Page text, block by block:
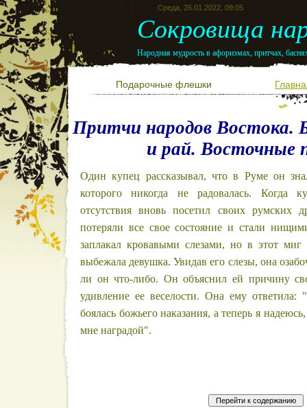
Среда, 26.01.2022, 09:05
Сокровища
Народная мудрость в афоризмах, притчах,
Подарочные флешки
Притчи народов Востока.
и рай. Восточные
Один купец рассказывал, что в Руме он
которого никогда не радовалась. Когда
отсутствия вновь посетил своих румских
потеряли все свое состояние и стали
заплакал кровавыми слезами, но в этот
выбежала девушка. Увидав его слезы, она
ли он что-либо. Он объяснил ей причину
удивление ее веселости. Она ему
боялась божьего наказания, а теперь я
мне наградой".